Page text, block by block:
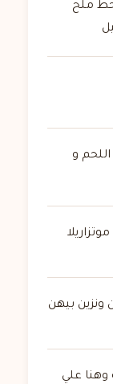
ملح
و
بيهن
علي